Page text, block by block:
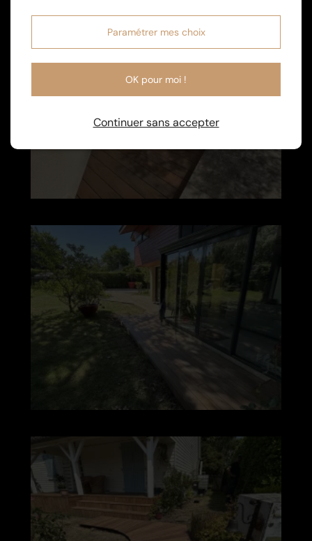
Paramétrer mes choix
OK pour moi !
Continuer sans accepter